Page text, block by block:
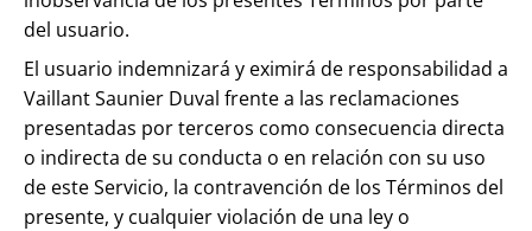
del usuario.
El usuario indemnizará y eximirá de responsabilidad a
Vaillant Saunier Duval frente a las reclamaciones
presentadas por terceros como consecuencia directa
o indirecta de su conducta o en relación con su uso
de este Servicio, la contravención de los Términos del
presente, y cualquier violación de una ley o